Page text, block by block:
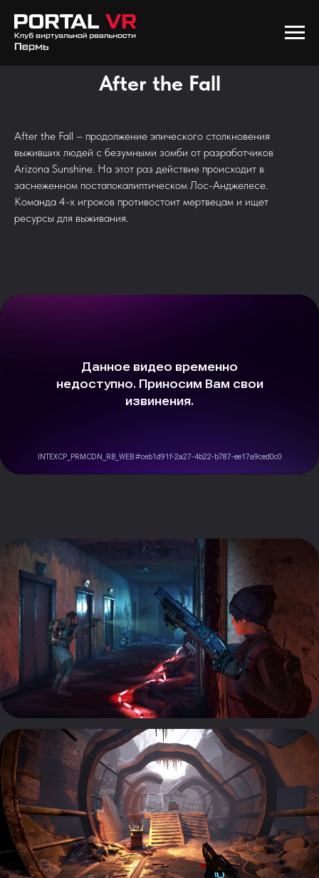
After the Fall
After the Fall – продолжение эпического столкновения
выживших людей с безумными зомби от разработчиков
Arizona Sunshine. На этот раз действие происходит в
заснеженном постапокалиптическом Лос-Анджелесе.
Команда 4-х игроков противостоит мертвецам и ищет
ресурсы для выживания.